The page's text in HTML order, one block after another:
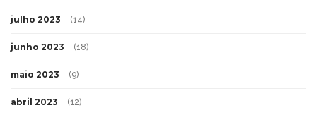
julho 2023 (14)
junho 2023 (18)
maio 2023 (9)
abril 2023 (12)